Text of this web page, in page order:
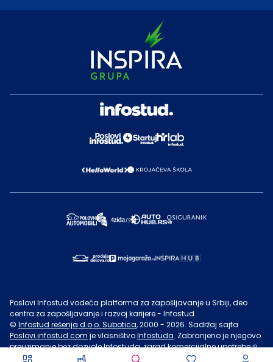
Poslovi Infostud vodeća platforma za zapošljavanje u Srbiji, deo
centra za zapošljavanje i razvoj karijere - Infostud.
© Infostud rešenja d.o.o. Subotica, 2000 - 2026. Sadržaj sajta
Poslovi.infostud.com je vlasništvoInfostuda. Zabranjeno je njegovo
preuzimanje bez dozvoleInfostuda, zarad komercijalne upotrebe ili
u druge svrhe, osim za lične potrebe posetilaca sajta.